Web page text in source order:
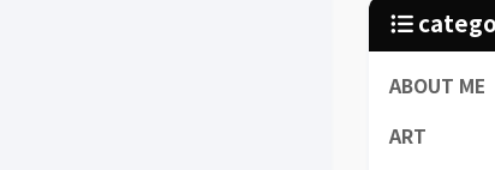
ABOUT ME
ART